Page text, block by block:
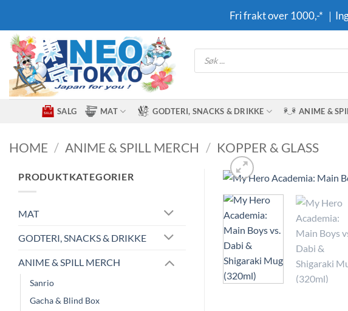
content
Fri frakt over 1000,-* ｜
Products
search
SALG MAT GODTERI, SNACKS & DRIKKE ANIME &
HOME / ANIME & SPILL MERCH / KOPPER & GLASS
PRODUKTKATEGORIER
MAT
GODTERI, SNACKS & DRIKKE
ANIME & SPILL MERCH
Sanrio
Gacha & Blind Box